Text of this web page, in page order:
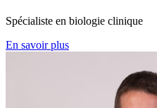
Spécialiste en biologie clinique
En savoir plus